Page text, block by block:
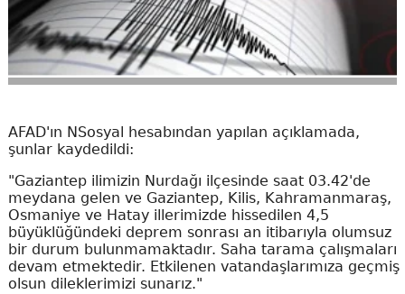
AFAD'ın NSosyal hesabından yapılan açıklamada,
şunlar kaydedildi:
"Gaziantep ilimizin Nurdağı ilçesinde saat 03.42'de
meydana gelen ve Gaziantep, Kilis, Kahramanmaraş,
Osmaniye ve Hatay illerimizde hissedilen 4,5
büyüklüğündeki deprem sonrası an itibarıyla olumsuz
bir durum bulunmamaktadır. Saha tarama çalışmaları
devam etmektedir. Etkilenen vatandaşlarımıza geçmiş
olsun dileklerimizi sunarız."